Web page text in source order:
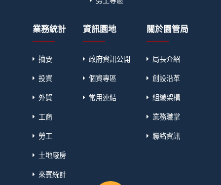
業務統計
摘要
投資
外貿
工商
勞工
土地廠房
來賓統計
資訊園地
政府資訊公開
個資專區
常用連結
關於園管局
局長介紹
創設沿革
組織架構
業務職掌
聯絡資訊